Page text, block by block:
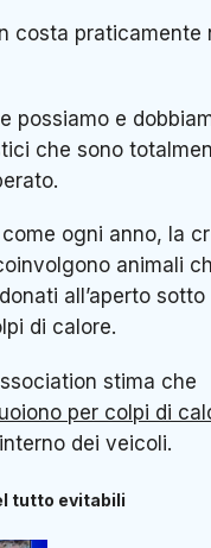
costa praticamente
possiamo e
che sono
ogni anno, la
animali
all’aperto sotto
di calore.
stima che
per colpi di
dei veicoli.
tutto evitabili